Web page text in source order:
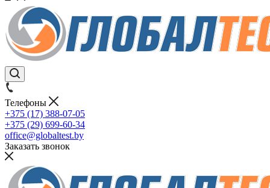
Телефоны
+375 (17) 388-07-05
+375 (29) 699-60-34
office@globaltest.by
Заказать звонок